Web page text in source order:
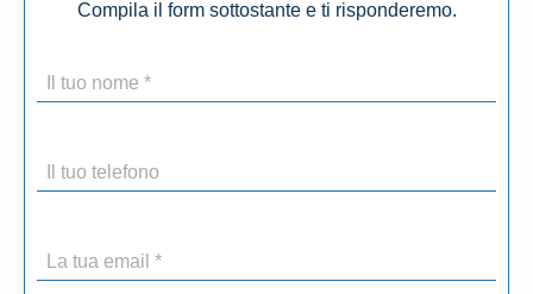
Compila il form sottostante e ti risponderemo.